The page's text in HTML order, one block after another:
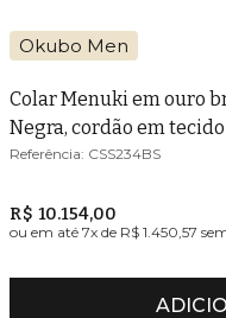
Okubo Men
Colar Menuki em ouro
Negra, cordão em
CSS234BS
R$ 10.154,00
ou em até 7x de R$ 1.450,57